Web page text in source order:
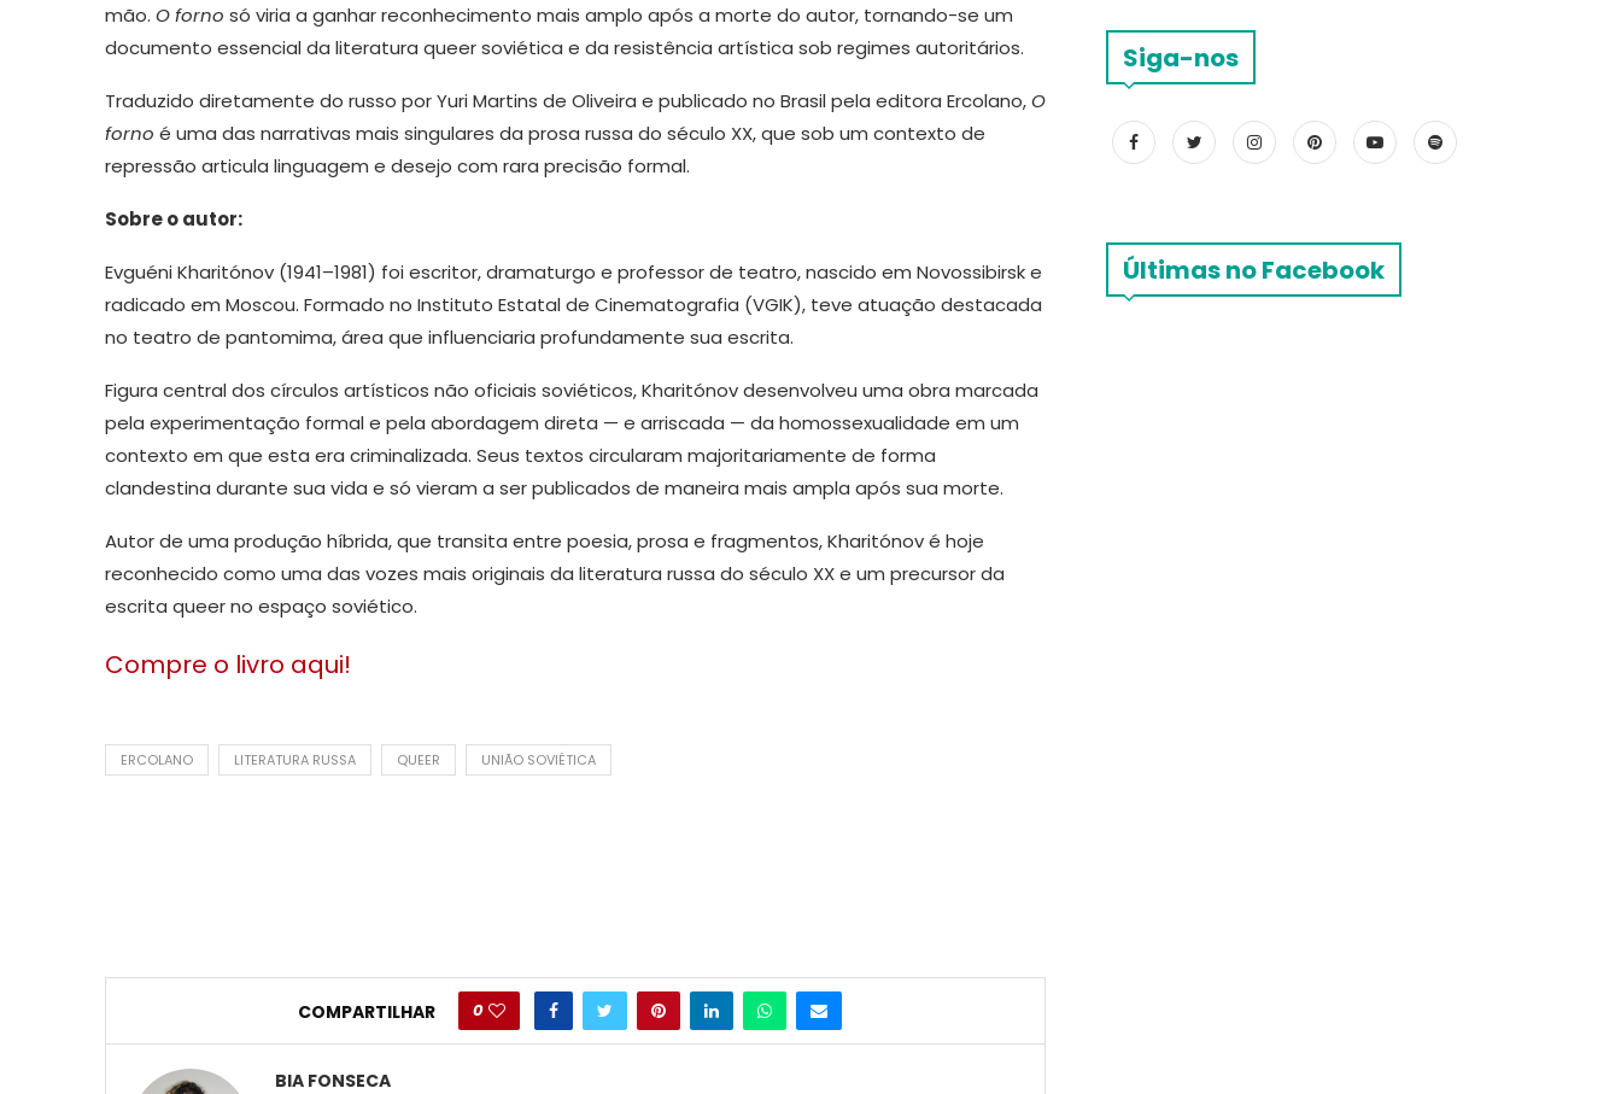
mão. O forno só viria a ganhar reconhecimento mais amplo após a morte do autor, tornando-se um
documento essencial da literatura queer soviética e da resistência artística sob regimes autoritários.
Traduzido diretamente do russo por Yuri Martins de Oliveira e publicado no Brasil pela editora Ercolano,O
forno é uma das narrativas mais singulares da prosa russa do século XX, que sob um contexto de
repressão articula linguagem e desejo com rara precisão formal.
Sobre o autor:
Evguéni Kharitónov (1941–1981) foi escritor, dramaturgo e professor de teatro, nascido em Novossibirsk e
radicado em Moscou. Formado no Instituto Estatal de Cinematografia (VGIK), teve atuação destacada
no teatro de pantomima, área que influenciaria profundamente sua escrita.
Figura central dos círculos artísticos não oficiais soviéticos, Kharitónov desenvolveu uma obra marcada
pela experimentação formal e pela abordagem direta — e arriscada — da homossexualidade em um
contexto em que esta era criminalizada. Seus textos circularam majoritariamente de forma
clandestina durante sua vida e só vieram a ser publicados de maneira mais ampla após sua morte.
Autor de uma produção híbrida, que transita entre poesia, prosa e fragmentos, Kharitónov é hoje
reconhecido como uma das vozes mais originais da literatura russa do século XX e um precursor da
escrita queer no espaço soviético.
Compre o livro aqui!
ERCOLANO LITERATURA RUSSA QUEER UNIÃO SOVIÉTICA
COMPARTILHAR 0
BIA FONSECA
Siga-nos
Últimas no Facebook